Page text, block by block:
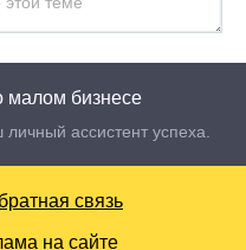
малом бизнесе
ассистент успеха.
связь
на сайте